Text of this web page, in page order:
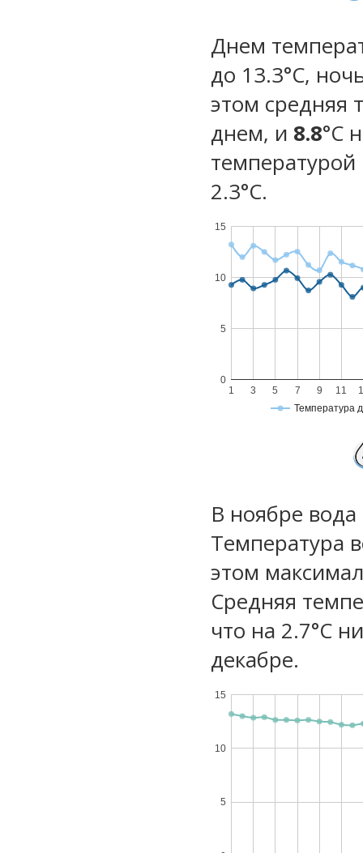
Днем
до 13.3°C,
этом средняя
днем, и 8.8°C
температурой
2.3°С.
Температура
1 3 5 7 9 11
0
5
10
15
В ноябре
Температура
этом
Средняя
что на 2.7°C
декабре.
5
10
15